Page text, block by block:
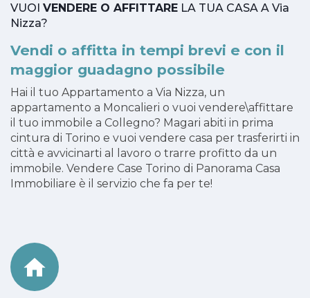
VUOI VENDERE O AFFITTARE LA TUA CASA A Via
Nizza?
Vendi o affitta in tempi brevi e con il
maggior guadagno possibile
Hai il tuo Appartamento a Via Nizza, un
appartamento a Moncalieri o vuoi vendere\affittare
il tuo immobile a Collegno? Magari abiti in prima
cintura di Torino e vuoi vendere casa per trasferirti in
città e avvicinarti al lavoro o trarre profitto da un
immobile. Vendere Case Torino di Panorama Casa
Immobiliare è il servizio che fa per te!